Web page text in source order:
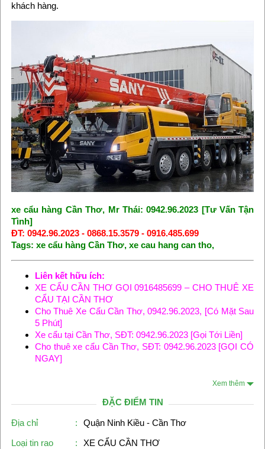
khách hàng.
xe cẩu hàng Cần Thơ, Mr Thái: 0942.96.2023 [Tư Vấn Tận
Tình]
ĐT: 0942.96.2023 - 0868.15.3579 - 0916.485.699
Tags: xe cẩu hàng Cần Thơ, xe cau hang can tho,
Liên kết hữu ích:
XE CẨU CẦN THƠ GỌI 0916485699 – CHO THUÊ XE
CẨU TẠI CẦN THƠ
Cho Thuê Xe Cẩu Cần Thơ, 0942.96.2023, [Có Mặt Sau
5 Phút]
Xe cẩu tại Cần Thơ, SĐT: 0942.96.2023 [Gọi Tới Liền]
Cho thuê xe cẩu Cần Thơ, SĐT: 0942.96.2023 [GỌI CÓ
NGAY]
Xem thêm
ĐẶC ĐIỂM TIN
Địa chỉ :
Quận Ninh Kiều - Cần Thơ
Loại tin rao
: XE CẨU CẦN THƠ